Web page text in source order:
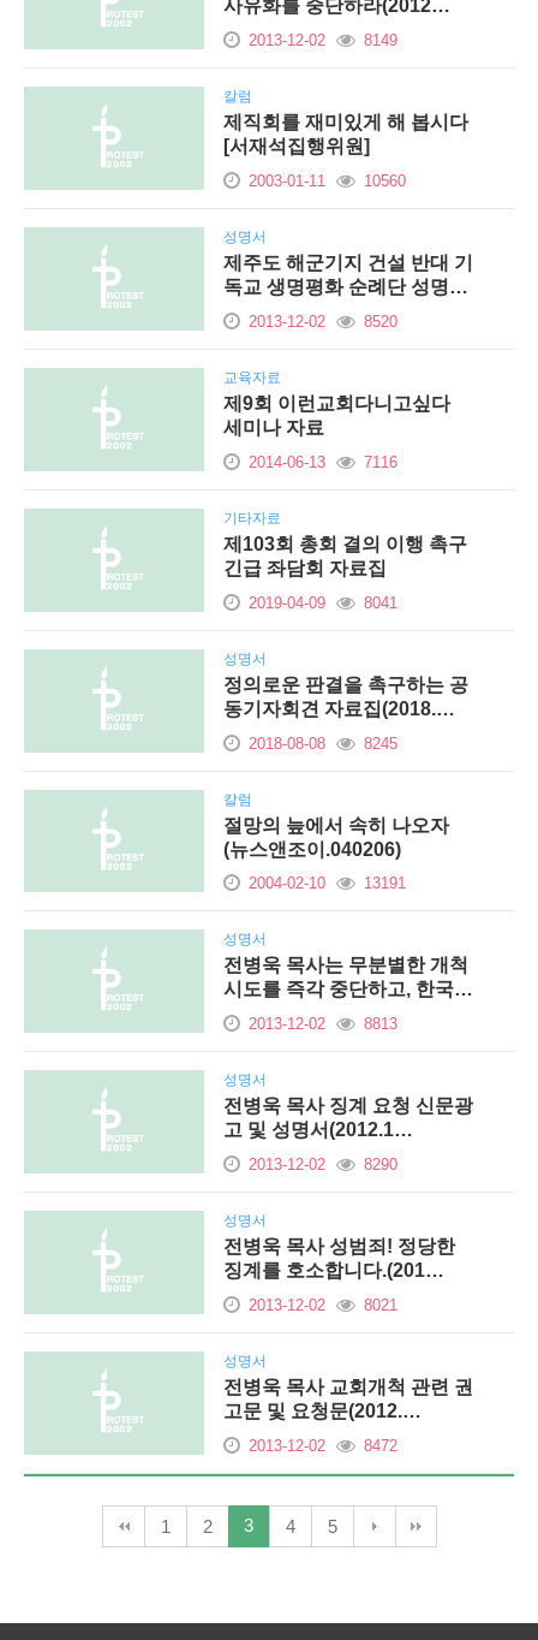
사유화를 중단하라(2012…
2013-12-02 8149
칼럼
제직회를 재미있게 해 봅시다
[서재석집행위원]
2003-01-11 10560
성명서
제주도 해군기지 건설 반대 기
독교 생명평화 순례단 성명…
2013-12-02 8520
교육자료
제9회 이런교회다니고싶다
세미나 자료
2014-06-13 7116
기타자료
제103회 총회 결의 이행 촉구
긴급 좌담회 자료집
2019-04-09 8041
성명서
정의로운 판결을 촉구하는 공
동기자회견 자료집(2018.…
2018-08-08 8245
칼럼
절망의 늪에서 속히 나오자
(뉴스앤조이.040206)
2004-02-10 13191
성명서
전병욱 목사는 무분별한 개척
시도를 즉각 중단하고, 한국…
2013-12-02 8813
성명서
전병욱 목사 징계 요청 신문광
고 및 성명서(2012.1…
2013-12-02 8290
성명서
전병욱 목사 성범죄! 정당한
징계를 호소합니다.(201…
2013-12-02 8021
성명서
전병욱 목사 교회개척 관련 권
고문 및 요청문(2012.…
2013-12-02 8472
1 2 3 4 5